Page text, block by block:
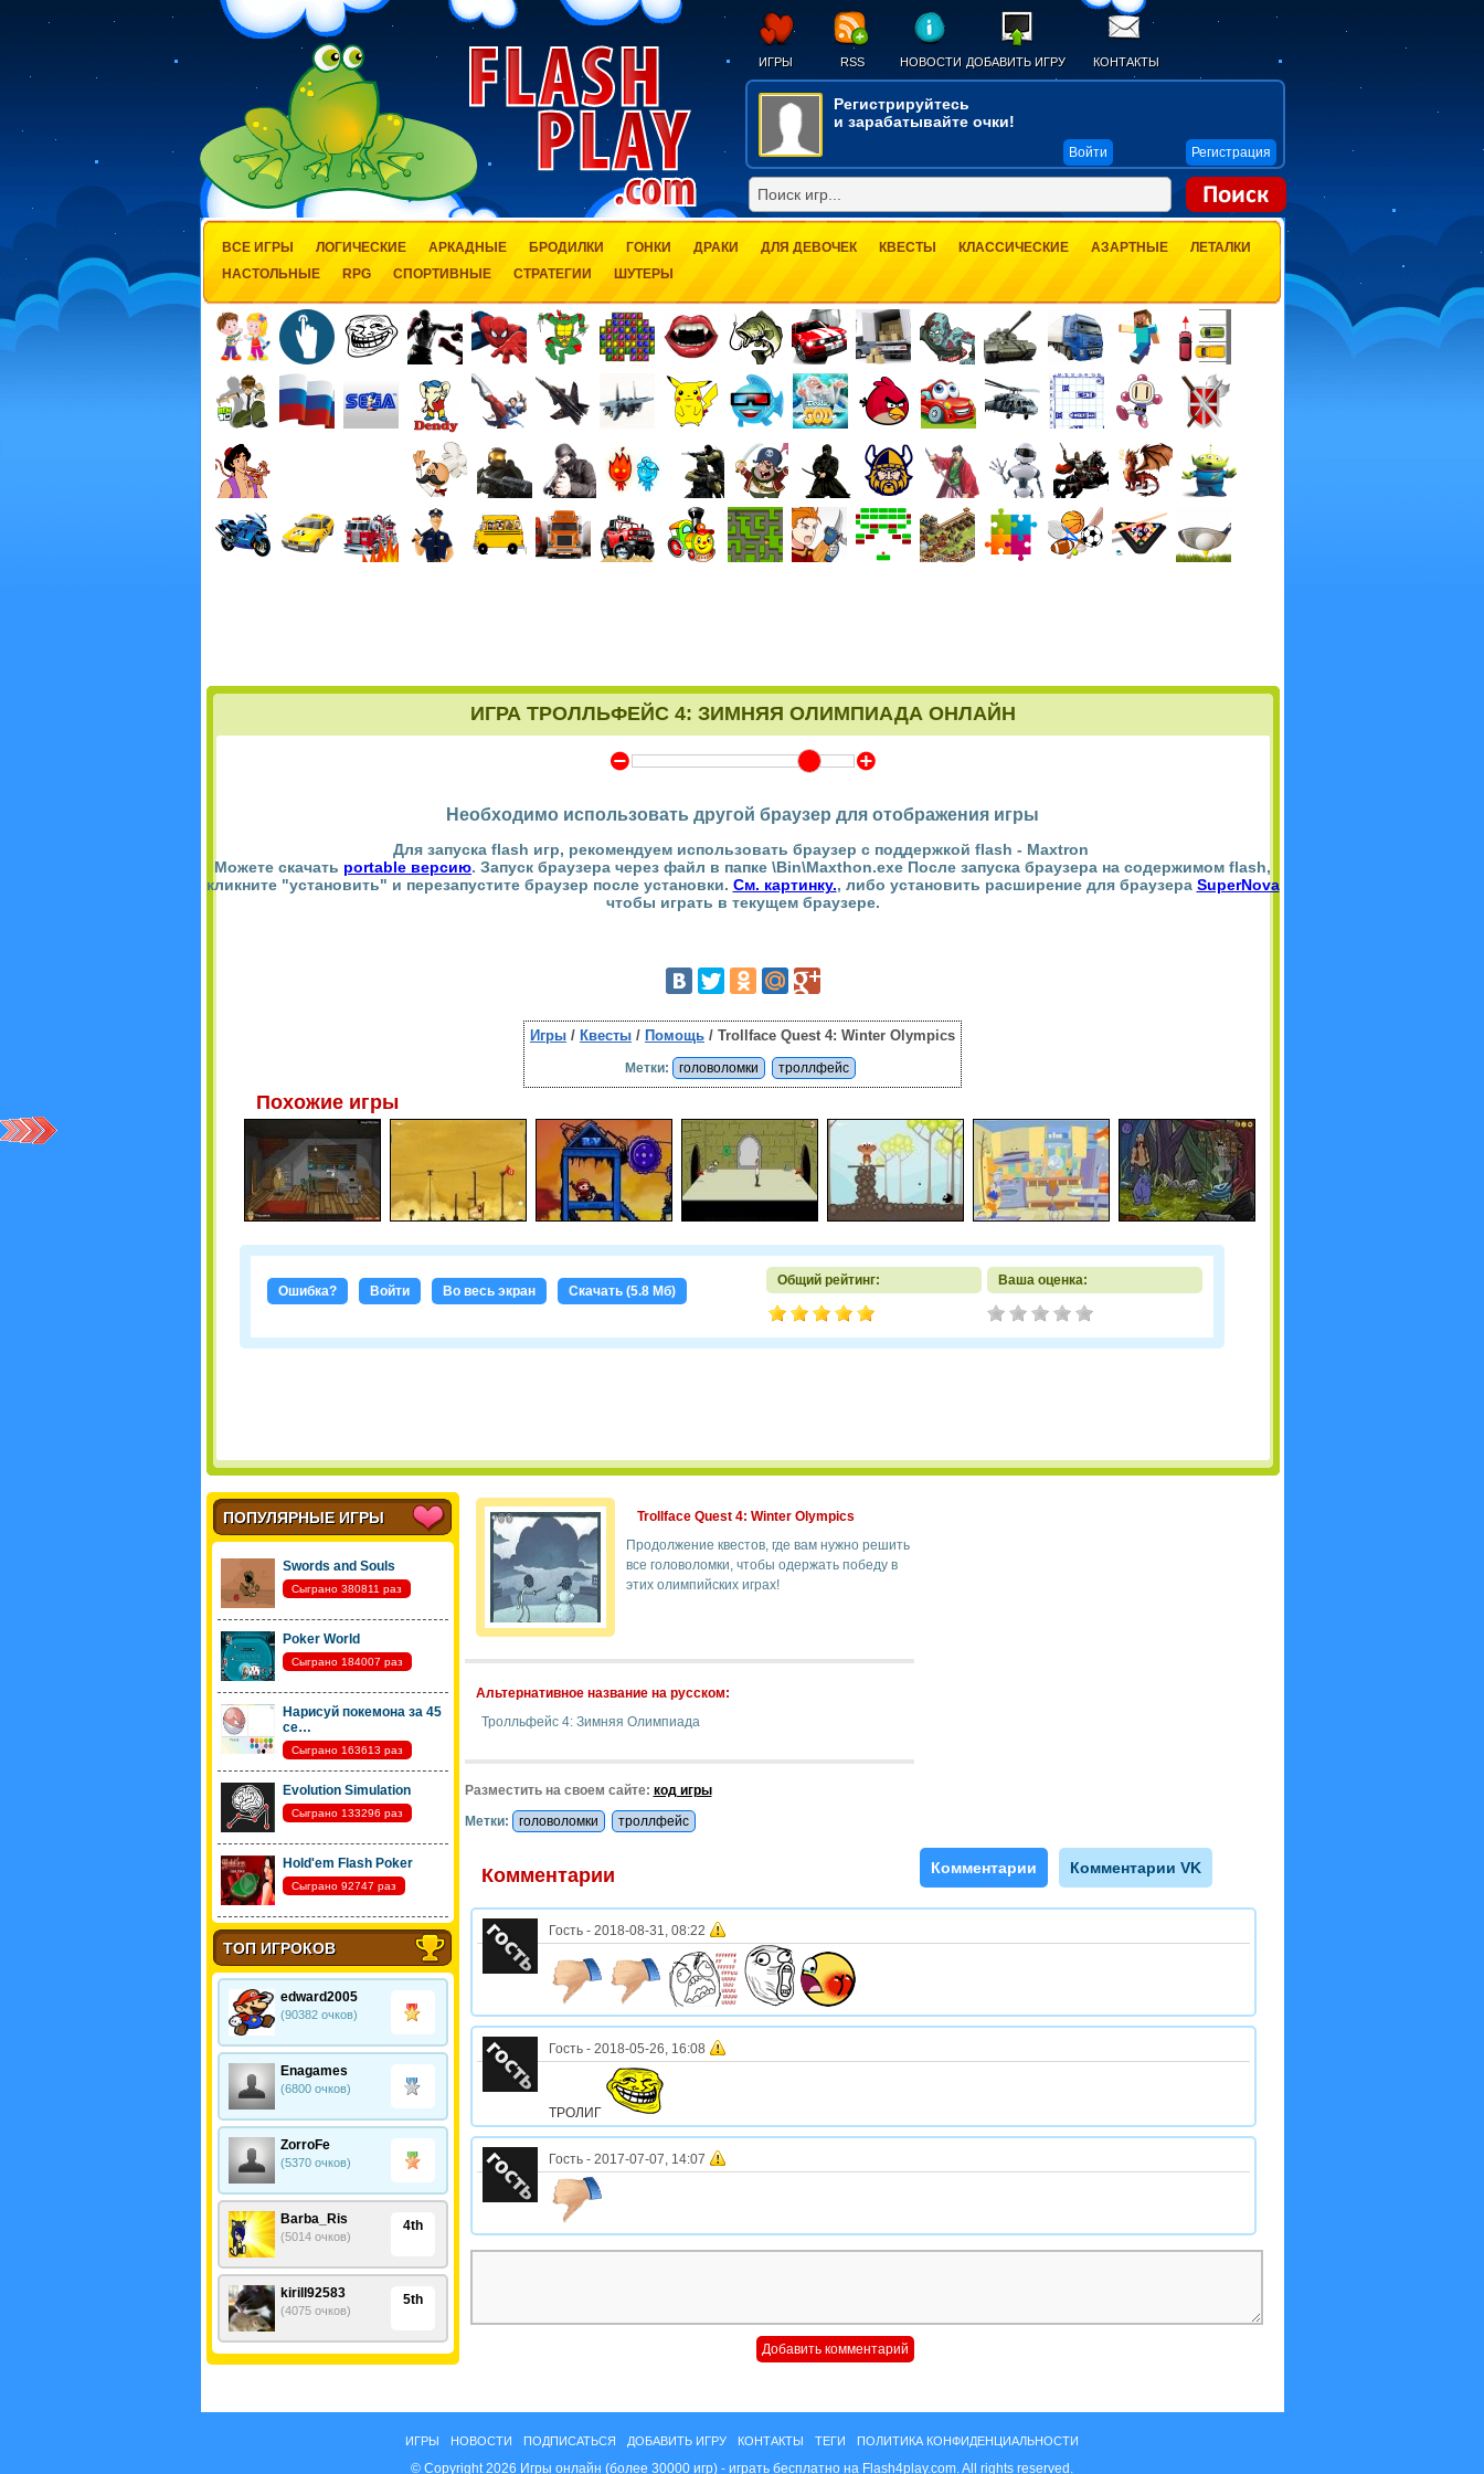
ИГРЫ RSS НОВОСТИ ДОБАВИТЬ ИГРУ КОНТАКТЫ
Регистрируйтесь
и зарабатывайте очки!
Войти Регистрация
ВСЕ ИГРЫ ЛОГИЧЕСКИЕ АРКАДНЫЕ БРОДИЛКИ ГОНКИ ДРАКИ ДЛЯ ДЕВОЧЕК КВЕСТЫ КЛАССИЧЕСКИЕ АЗАРТНЫЕ
ЛЕТАЛКИ
НАСТОЛЬНЫЕ
RPG СПОРТИВНЫЕ СТРАТЕГИИ ШУТЕРЫ
ИГРА ТРОЛЛЬФЕЙС 4: ЗИМНЯЯ ОЛИМПИАДА ОНЛАЙН
Y Z
Необходимо использовать другой браузер для отображения игры
Для запуска flash игр, рекомендуем использовать браузер с поддержкой flash - Maxtron
Можете скачать portable версию. Запуск браузера через файл в папке \Bin\Maxthon.exe После запуска браузера на содержимом flash,
кликните "установить" и перезапустите браузер после установки. См. картинку., либо установить расширение для браузера SuperNova
чтобы играть в текущем браузере.
Игры / Квесты / Помощь / Trollface Quest 4: Winter Olympics
Метки: головоломки троллфейс
Похожие игры
Ошибка? Войти Во весь экран Скачать (5.8 Мб)
Общий рейтинг: Ваша оценка:
ПОПУЛЯРНЫЕ ИГРЫ
Swords and Souls
Сыграно 380811 раз
Poker World
Сыграно 184007 раз
Нарисуй покемона за 45
се…
Сыграно 163613 раз
Evolution Simulation
Сыграно 133296 раз
Hold'em Flash Poker
Сыграно 92747 раз
ТОП ИГРОКОВ
edward2005
(90382 очков)
Enagames
(6800 очков)
ZorroFe
(5370 очков)
4th
Barba_Ris
(5014 очков)
5th
kirill92583
(4075 очков)
Trollface Quest 4: Winter Olympics
Продолжение квестов, где вам нужно решить
все головоломки, чтобы одержать победу в
этих олимпийских играх!
Альтернативное название на русском:
Тролльфейс 4: Зимняя Олимпиада
Разместить на своем сайте: код игры
Метки:
головоломки троллфейс
Комментарии
Гость- 2018-08-31, 08:22
Гость- 2018-05-26, 16:08
ТРОЛИГ
Гость- 2017-07-07, 14:07
Комментарии Комментарии VK
ИГРЫ НОВОСТИ ПОДПИСАТЬСЯ ДОБАВИТЬ ИГРУ КОНТАКТЫ ТЕГИ ПОЛИТИКА КОНФИДЕНЦИАЛЬНОСТИ
© Copyright 2026 Игры онлайн (более 30000 игр) - играть бесплатно на Flash4play.com. All rights reserved.